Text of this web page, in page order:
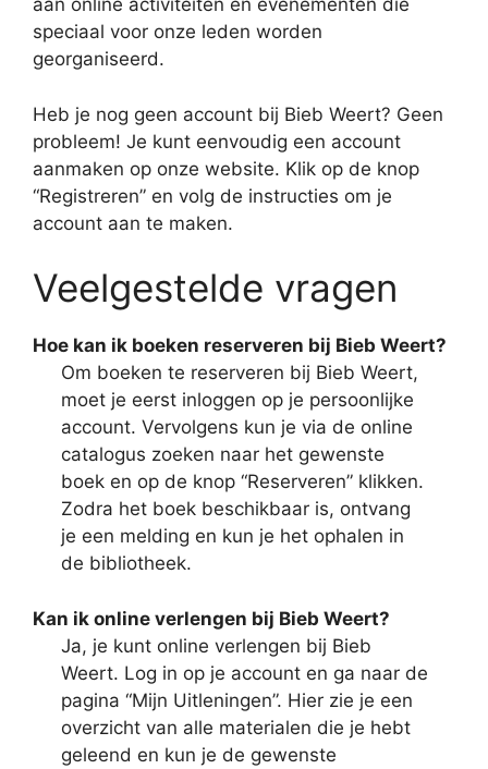
aan online activiteiten en evenementen die
speciaal voor onze leden worden
georganiseerd.
Heb je nog geen account bij Bieb Weert? Geen
probleem! Je kunt eenvoudig een account
aanmaken op onze website. Klik op de knop
“Registreren” en volg de instructies om je
account aan te maken.
Veelgestelde vragen
Hoe kan ik boeken reserveren bij Bieb Weert?
Om boeken te reserveren bij Bieb Weert,
moet je eerst inloggen op je persoonlijke
account. Vervolgens kun je via de online
catalogus zoeken naar het gewenste
boek en op de knop “Reserveren” klikken.
Zodra het boek beschikbaar is, ontvang
je een melding en kun je het ophalen in
de bibliotheek.
Kan ik online verlengen bij Bieb Weert?
Ja, je kunt online verlengen bij Bieb
Weert. Log in op je account en ga naar de
pagina “Mijn Uitleningen”. Hier zie je een
overzicht van alle materialen die je hebt
geleend en kun je de gewenste